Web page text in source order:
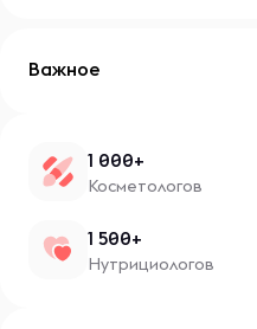
Важное
1 000+
Косметологов
1 500+
Нутрициологов